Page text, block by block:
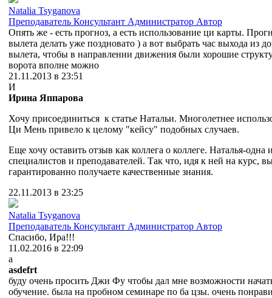
Natalia Tsyganova
Преподаватель Консультант Администратор Автор
Опять же - есть прогноз, а есть использование ци карты.
вылета делать уже поздновато ) а вот выбрать час выхода из
вылета, чтобы в направлении движения были хорошие
ворота вполне можно
21.11.2013 в 23:51
И
Ирина Яппарова
Хочу присоединиться к статье Натальи. Многолетнее
Ци Мень привело к целому "кейсу" подобных случаев.
Еще хочу оставить отзыв как коллега о коллеге. Наталья-одна
специалистов и преподавателей. Так что, идя к ней на курс,
гарантированно получаете качественные знания.
22.11.2013 в 23:25
Natalia Tsyganova
Преподаватель Консультант Администратор Автор
Спасибо, Ира!!!
11.02.2016 в 22:09
a
asdefrt
буду очень просить Джи Фу чтобы дал мне возможности
обучение. была на пробном семинаре по ба цзы. очень